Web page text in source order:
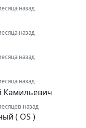
назад
назад
назад
назад
назад
( OS )